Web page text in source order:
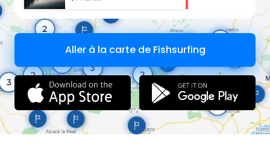
Aller à la carte de Fishsurfing